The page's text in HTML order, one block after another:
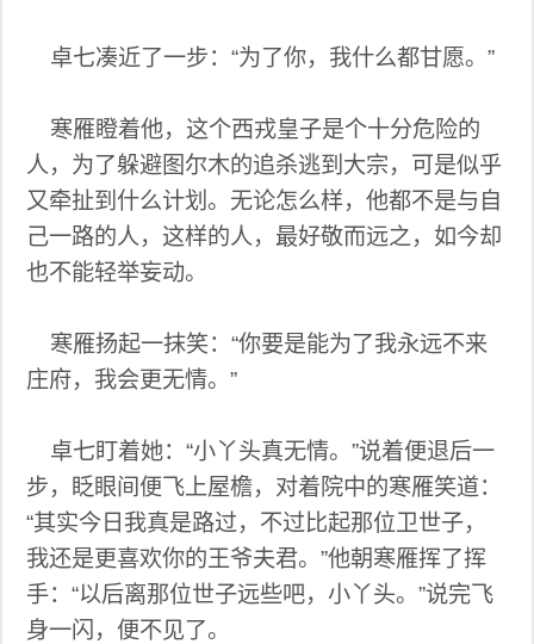
卓七凑近了一步：“为了你，我什么都甘愿。”
寒雁瞪着他，这个西戎皇子是个十分危险的
人，为了躲避图尔木的追杀逃到大宗，可是似乎
又牵扯到什么计划。无论怎么样，他都不是与自
己一路的人，这样的人，最好敬而远之，如今却
也不能轻举妄动。
寒雁扬起一抹笑：“你要是能为了我永远不来
庄府，我会更无情。”
卓七盯着她：“小丫头真无情。”说着便退后一
步，眨眼间便飞上屋檐，对着院中的寒雁笑道：
“其实今日我真是路过，不过比起那位卫世子，
我还是更喜欢你的王爷夫君。”他朝寒雁挥了挥
手：“以后离那位世子远些吧，小丫头。”说完飞
身一闪，便不见了。